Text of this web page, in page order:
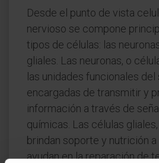
Desde el punto de vista
nervioso se compone
tipos de células: las
gliales. Las neuronas, o
las unidades funcionales
encargadas de transmitir y
información a través de
químicas. Las células
brindan soporte y nutrición a
ayudan en la reparación de